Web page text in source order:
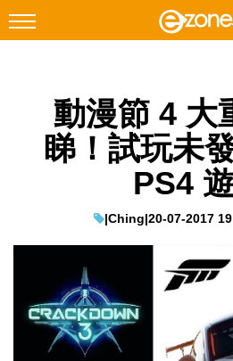
Facebook Instagram
科技焦點
教學評測
EduTech
IT Times
生成式AI與雲端應用
動漫節 4 大
睇！試玩未
PS4
|Ching|20-07-2017